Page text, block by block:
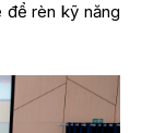
để rèn kỹ năng